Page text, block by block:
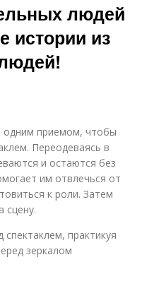
людей
истории из
одним приемом, чтобы
Переодеваясь в
и остаются без
им отвлечься от
к роли. Затем
сцену.
практикуя
зеркалом